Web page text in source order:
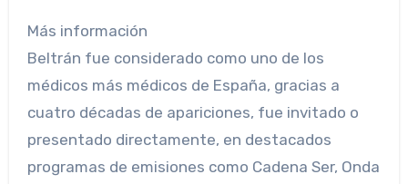
Más información
Beltrán fue considerado como uno de los
médicos más médicos de España, gracias a
cuatro décadas de apariciones, fue invitado o
presentado directamente, en destacados
programas de emisiones como Cadena Ser, Onda